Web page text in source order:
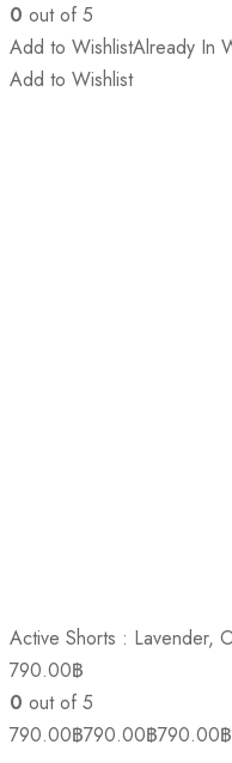
0 out of 5
Add to WishlistAlready In
Add to Wishlist
Active Shorts : Lavender,
790.00฿
0 out of 5
790.00฿790.00฿790.00฿